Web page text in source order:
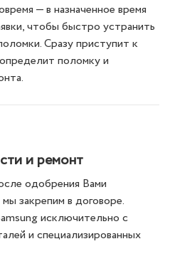
— в назначенное время
чтобы быстро устранить
Сразу приступит к
поломку и
и ремонт
одобрения Вами
закрепим в договоре.
исключительно с
и специализированных